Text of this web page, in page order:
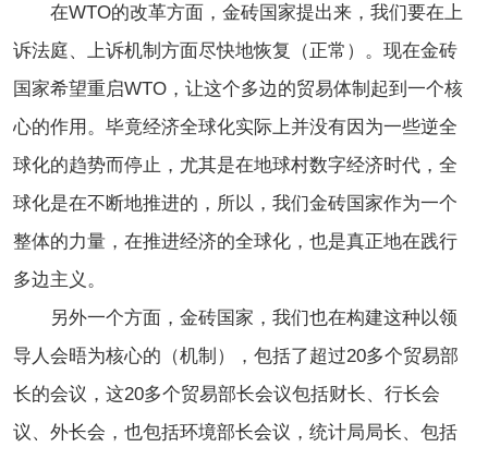
在WTO的改革方面，金砖国家提出来，我们要在上
诉法庭、上诉机制方面尽快地恢复（正常）。现在金砖
国家希望重启WTO，让这个多边的贸易体制起到一个核
心的作用。毕竟经济全球化实际上并没有因为一些逆全
球化的趋势而停止，尤其是在地球村数字经济时代，全
球化是在不断地推进的，所以，我们金砖国家作为一个
整体的力量，在推进经济的全球化，也是真正地在践行
多边主义。
另外一个方面，金砖国家，我们也在构建这种以领
导人会晤为核心的（机制），包括了超过20多个贸易部
长的会议，这20多个贸易部长会议包括财长、行长会
议、外长会，也包括环境部长会议，统计局局长、包括